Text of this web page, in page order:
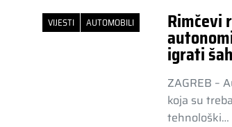
VIJESTI AUTOMOBILI Rimčevi
igrati
ZAGREB –
koja su
tehnološki…